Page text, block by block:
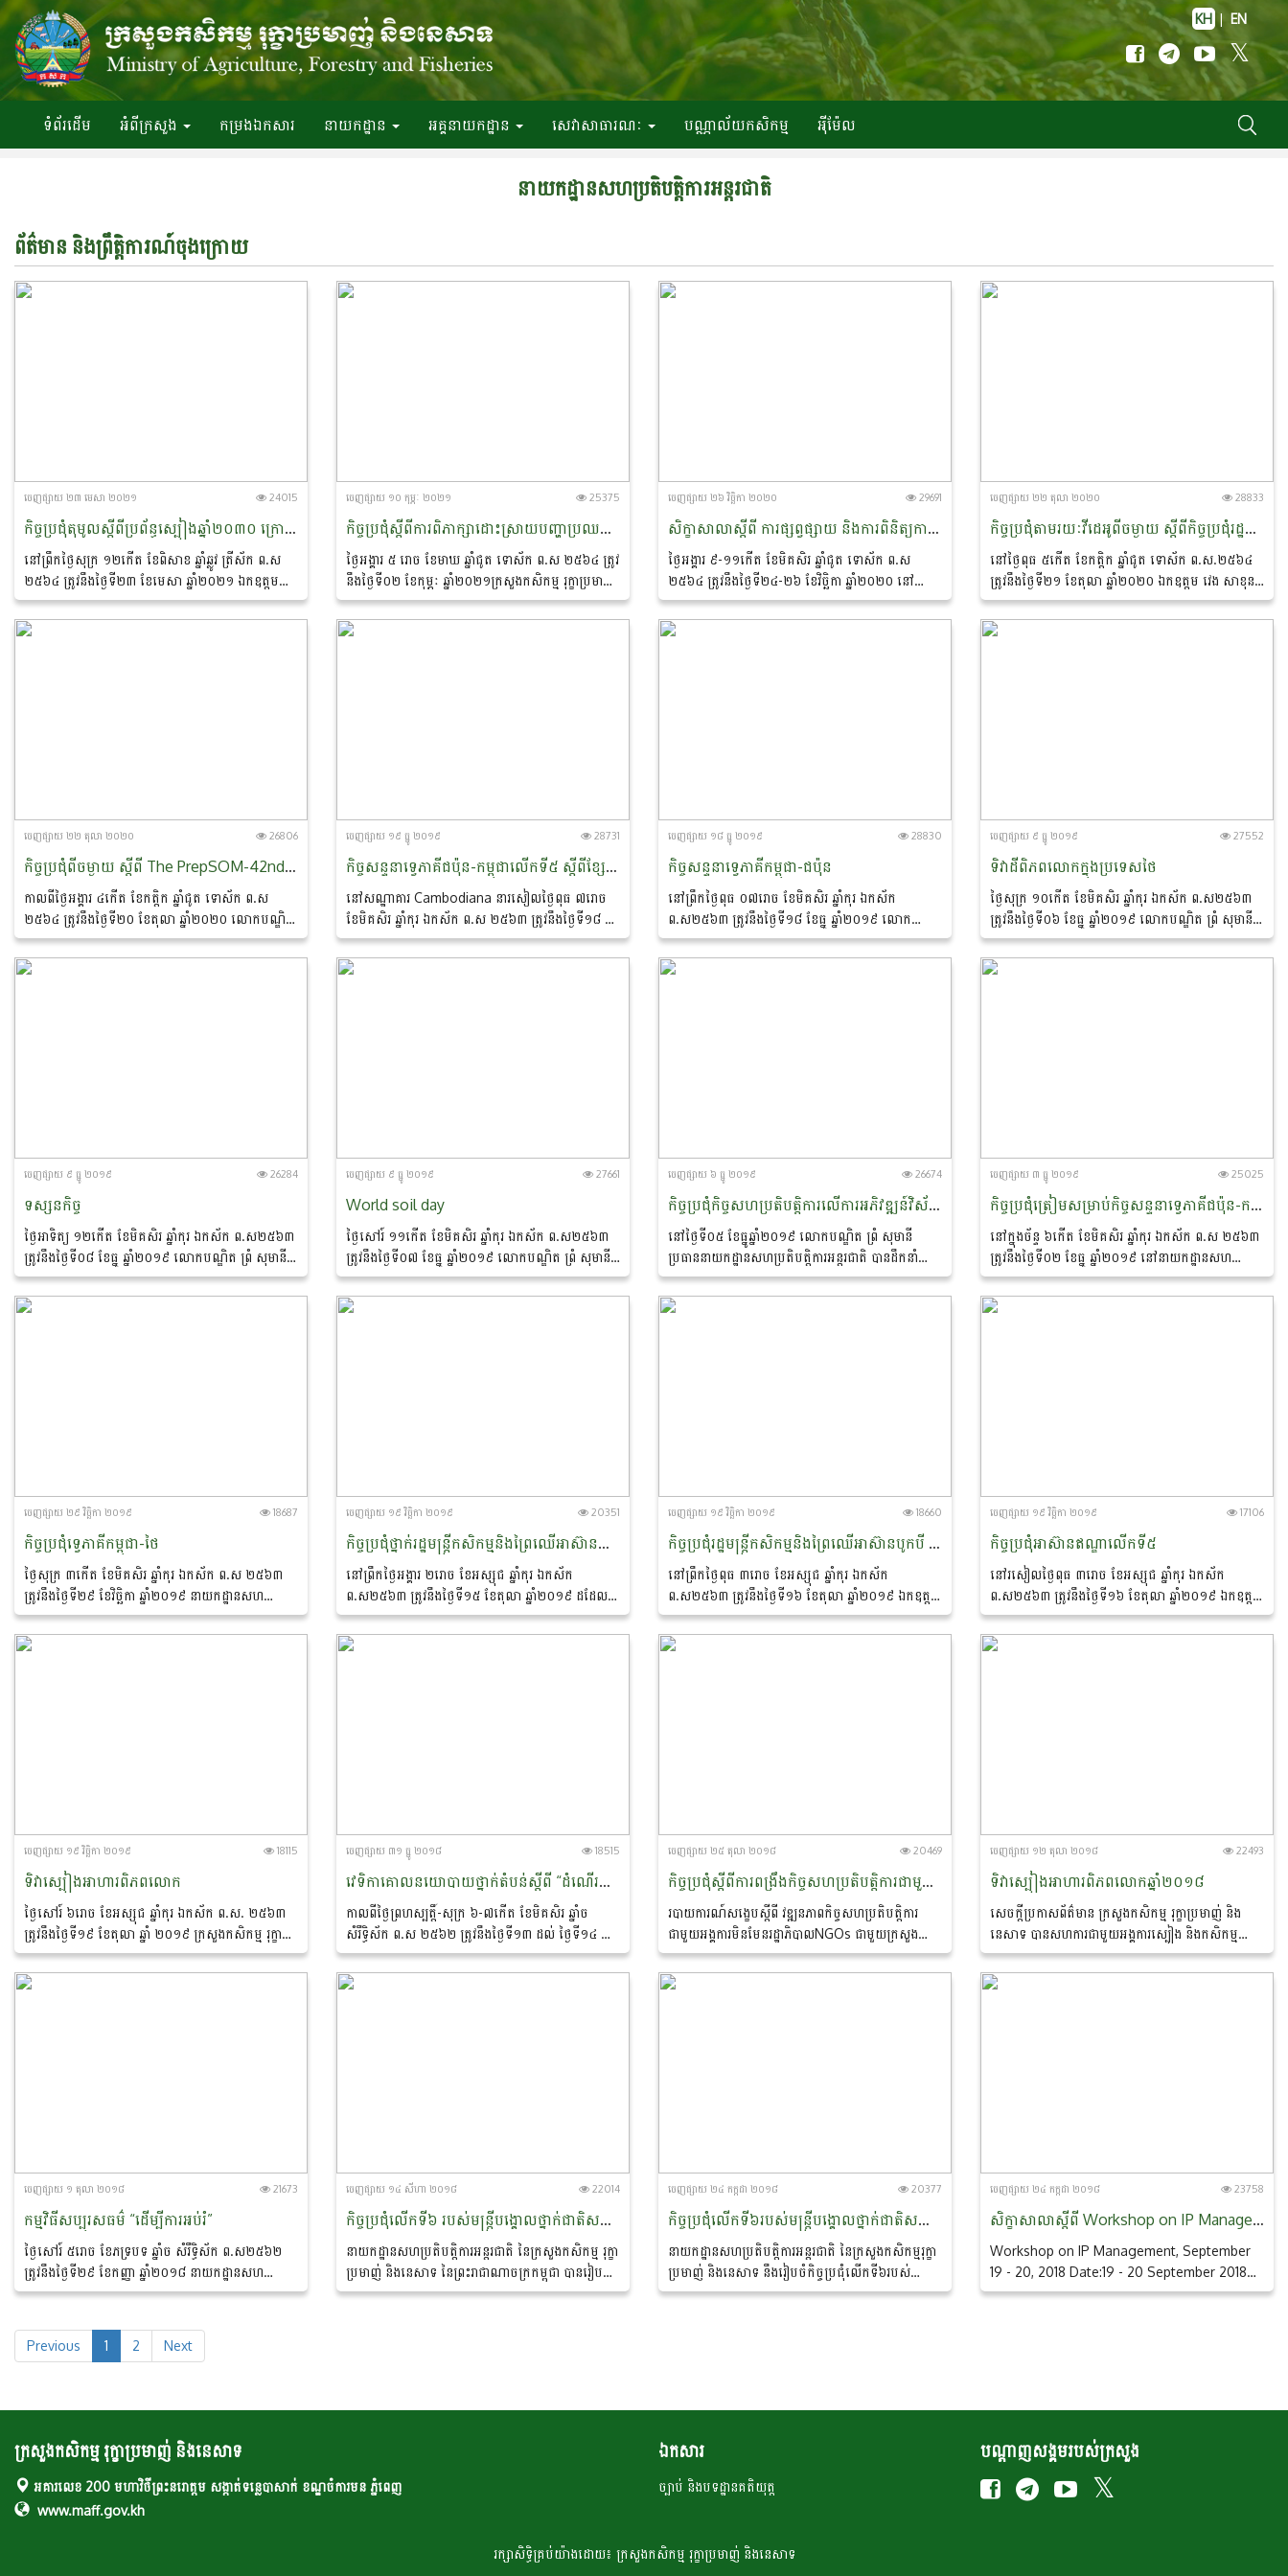
KH | EN
ទំព័រ​ដើម អំពី​ក្រសួង កម្រងឯកសារ នាយកដ្ឋាន អគ្គនាយកដ្ឋាន សេវាសាធារណៈ បណ្ណាល័យកសិកម្ម អ៉ីម៉ែល
នាយកដ្ឋានសហ​ប្រតិបត្តិការអន្តរជាតិ
ព័ត៌មាន និងព្រឹត្តិការណ៍ចុង​ក្រោយ
ចេញ​ផ្សាយ​ ២៣ មេសា ២០២១ 24015
កិច្ចប្រជុំតុមូលស្តីពីប្រព័ន្ធស្បៀងឆ្នាំ២០៣០ ក្រោមប្រធានបទ (Building Back Better) ក្នុងតំបន់អាស៊ីប៉ាស៊ីហ្វិក តាមប្រព័ន្ធវីដេអូពីចម្ងាយ
នៅព្រឹកថ្ងៃសុក្រ ១២កើត ខែពិសាខ ឆ្នាំឆ្លូវ ត្រីស័ក ព.ស
២៥៦៤ ត្រូវនឹងថ្ងៃទី២៣ ខែមេសា ឆ្នាំ២០២១ ឯកឧត្តម
បណ្ឌិត ព្រំ សុមានី ទីប្រឹក្សាក្រសួង និងជាប្រធាននាយក
ដ្ឋានសហប្រតិបត្តិការអន្តរជាតិ...
ចេញ​ផ្សាយ​ ១០ កុម្ភៈ ២០២១ 25375
កិច្ចប្រជុំស្ដីពីការពិភាក្សាដោះស្រាយបញ្ហាប្រឈមនៃការអនុវត្តអនុក្រឹត្យលេខ១៧ អនក្រ.បក
ថ្ងៃអង្គារ ៥ រោច ខែមាឃ ឆ្នាំជូត ទោស័ក ព​.ស ២៥៦៤ ត្រូវ
នឹងថ្ងៃទី០២ ខែកុម្ភៈ ឆ្នាំ២០២១ក្រសួងកសិកម្ម រុក្ខាប្រមាញ់
និងនេសាទ បានចូលរួមជាមួយក្រសួងសេដ្ឋកិច្ចនិងហិរញ្ញ
វត្ថុ...
ចេញ​ផ្សាយ​ ២៦ វិច្ឆិកា ២០២០ 29691
សិក្ខាសាលាស្តីពី ការផ្សព្វផ្សាយ និងការពិនិត្យការអនុវត្តលិខិតបទដ្ឋានគតិយុត្ត និងបទដ្ឋានបច្ចេកទេសរបស់អាស៊ាននៅថ្នាក់ក្រោមជាតិ
ថ្ងៃអង្គារ ៩-១១កើត ខែមិគសិរ ឆ្នាំជូត ទោស័ក ព​.ស
២៥៦៤ ត្រូវនឹងថ្ងៃទី២៤-២៦ ខែវិច្ឆិកា ឆ្នាំ២០២០ នៅ
សណ្ឋាគាររ៉ក់រ៉ូយាល់ និងរីសត ខេត្តកែប នាយកដ្ឋានសហ
ប្រតិបត្តិការអន្តរជាតិ...
ចេញ​ផ្សាយ​ ២២ តុលា ២០២០ 28833
កិច្ចប្រជុំតាមរយៈវីដេអូពីចម្ងាយ ស្តីពីកិច្ចប្រជុំរដ្ឋមន្រ្តីកសិកម្ម និងព្រៃឈើអាស៊ាន និងកិច្ចប្រជុំអមជាមួយផេ្សងទៀត​ (42nd AMAF Meeting, The 20th AMAF Plus Three and The 6th AIMMAF)
នៅថ្ងៃពុធ ៥កើត ខែកត្តិក ឆ្នាំជូត ទោស័ក ព.ស.២៥៦៤
ត្រូវនឹងថ្ងៃទី២១ ខែតុលា ឆ្នាំ២០២០ ឯកឧត្តម វេង សាខុន
រដ្ឋមន្រ្តីក្រសួងកសិកម្ម រុក្ខាប្រមាញ់ និងនេសាទ បានដឹកនាំ
កិច្ចប្រជុំធំៗចំនួន៣ក្នុងក្របខ័ណ្ឌអាស៊ានពីចម្ងាយតាមប្រព័ន្ធ
ចេញ​ផ្សាយ​ ២២ តុលា ២០២០ 26806
កិច្ចប្រជុំពីចម្ងាយ ស្តីពី The PrepSOM-42nd AMAF, PrepSOM-20th AMAF Plus Three and The PrepSOM-6th AIMMAF
កាលពីថ្ងៃអង្គារ ៤កើត ខែកត្តិក ឆ្នាំជូត ទោស័ក ព.ស
២៥៦៤ ត្រូវនឹងថ្ងៃទី២០ ខែតុលា ឆ្នាំ២០២០​ លោកបណ្ឌិត
ព្រំ សុមានី ប្រធាននាយកដ្ឋានសហប្រតិបត្តិការអន្តរជាតិ និង
ជាប្រធានឧត្តមមន្រ្តីកសិកម្ម...
ចេញ​ផ្សាយ​ ១៩ ធ្នូ ២០១៩ 28731
កិច្ចសន្ទនាទ្វេភាគីជប៉ុន-កម្ពុជាលើកទី៥ ស្តីពីខ្សែច្រវាក់តម្លៃផលិតកម្មស្បៀងរវាងកម្ពុជា និងជប៉ុន (ក្រុមហ៊ុនឯកជន និងរដ្ឋាភិបាល)
នៅសណ្ឋាគារ Cambodiana នារសៀលថ្ងៃពុធ ៧រោច
ខែមិគសិរ ឆ្នាំកុរ ឯកស័ក ព.ស ២៥៦៣ ត្រូវនឹងថ្ងៃទី១៨ ខែ
ធ្នូ ឆ្នាំ២០១៩ ឯកឧត្តម វេង សាខុន រដ្ឋមន្រ្តីក្រសួងកសិកម្ម
រុក្ខា ប្រមាញ់ និងនេសាទ...
ចេញ​ផ្សាយ​ ១៨ ធ្នូ ២០១៩ 28830
កិច្ចសន្ទនាទ្វេភាគីកម្ពុជា-ជប៉ុន
​នៅព្រឹកថ្ងៃពុធ ០៧រោច ខែមិគសិរ ឆ្នាំកុរ ឯកស័ក
ព.ស២៥៦៣​ ត្រូវនឹងថ្ងៃទី១៨ ខែធ្នូ​ ឆ្នាំ២០១៩​ លោក
បណ្ឌិត​ ព្រំ​ សុមានី​ ប្រធាននាយកដ្ឋានសហប្រតិបត្តិការ
អន្តរជាតិ​ នៃក្រសួងកសិកម្ម​...
ចេញ​ផ្សាយ​ ៩ ធ្នូ ២០១៩ 27552
ទិវាដីពិភពលោកក្នុងប្រទេសថៃ
ថ្ងៃសុក្រ​ ១០កេីត ខែមិគសិរ ឆ្នាំកុរ ឯកស័ក ព.ស២៥៦៣​
ត្រូវនឹងថ្ងៃទី០៦ ខែធ្នូ​ ឆ្នាំ២០១៩​ លោកបណ្ឌិត ព្រំ សុមានី
ប្រធាននាយកដ្ឋានសហប្រតិបត្តិការអន្តរជាតិ​ ដឹកនាំសហការី​
...
ចេញ​ផ្សាយ​ ៩ ធ្នូ ២០១៩ 26284
ទស្សនកិច្ច
ថ្ងៃអាទិត្យ​ ១២កេីត ខែមិគសិរ ឆ្នាំកុរ ឯកស័ក ព.ស២៥៦៣​
ត្រូវនឹងថ្ងៃទី០៨ ខែធ្នូ​ ឆ្នាំ២០១៩​ លោកបណ្ឌិត​ ព្រំ​ សុមានី​
ប្រធាននាយកដ្ឋានសហប្រតិបត្តិការអន្តរជាតិ​ ដឹកនាំសហការី​
...
ចេញ​ផ្សាយ​ ៩ ធ្នូ ២០១៩ 27661
World soil day
ថ្ងៃសៅរ៍​​ ១១កេីត ខែមិគសិរ ឆ្នាំកុរ ឯកស័ក ព.ស២៥៦៣​
ត្រូវនឹងថ្ងៃទី០៧ ខែធ្នូ​ ឆ្នាំ២០១៩​ លោកបណ្ឌិត​ ព្រំ​ សុមានី​
ប្រធាននាយកដ្ឋានសហប្រតិបត្តិការអន្តរជាតិ​ ដឹកនាំសហការី​
...
ចេញ​ផ្សាយ​ ៦ ធ្នូ ២០១៩ 26674
កិច្ចប្រជុំកិច្ចសហប្រតិបត្តិការលើការអភិវឌ្ឍន៍វិស័យកសិកម្មក្រោមគម្រោងACMECS
នៅថ្ងៃទី០៥ ខែធ្នូឆ្នាំ២០១៩​ លោកបណ្ឌិត ព្រំ សុមានី
ប្រធាននាយកដ្ឋានសហប្រតិបត្តិការអន្តរជាតិ​ បានដឹកនាំ
សហការី​ និងមន្រ្តីជំនាញ​ ចូលរួម​កិច្ចប្រជុំកិច្ចសហប្រតិបតិ្ត
ការលេីការអភិវឌ្ឍវិស័យកសិកម្មក្រោមគម្រោងACMECS...
ចេញ​ផ្សាយ​ ៣ ធ្នូ ២០១៩ 25025
កិច្ចប្រជុំត្រៀមសម្រាប់កិច្ចសន្ទនាទ្វេភាគីជប៉ុន-កម្ពុជាលើកទី៥ ស្តីពីខ្សែច្រវាក់តម្លៃផលិតកម្មស្បៀងរវាងកម្ពុជា និងជប៉ុន
នៅក្នុងច័ន្ទ ៦កើត ខែមិគសិរ ឆ្នាំកុរ ឯកស័ក ព.ស ២៥៦៣
ត្រូវនឹងថ្ងៃទី០២ ខែធ្នូ ឆ្នាំ២០១៩ នៅនាយកដ្ឋានសហ
ប្រតិបត្តិការអន្តរជាតិនៃទីស្តីការក្រសួងកសិកម្ម រុក្ខា
ប្រមាញ់...
ចេញ​ផ្សាយ​ ២៩ វិច្ឆិកា ២០១៩ 18687
កិច្ចប្រជុំទ្វេភាគីកម្ពុជា-ថៃ
ថ្ងៃសុក្រ ៣កើត ខែមិគសិរ ឆ្នាំកុរ ឯកស័ក ព.ស ២៥៦៣
ត្រូវនឹងថ្ងៃទី២៩ ខែវិច្ឆិកា ឆ្នាំ២០១៩ នាយកដ្ឋានសហ
ប្រតិបត្តិការអន្តរជាតិ បានរៀបចំកិច្ចប្រជុំស្តីពី “ កិច្ចសហ
ប្រតិបត្តិការទ្វេភាគីកម្ពុជា-ថៃ...
ចេញ​ផ្សាយ​ ១៩ វិច្ឆិកា ២០១៩ 20351
កិច្ចប្រជុំថ្នាក់រដ្ឋមន្រ្តីកសិកម្មនិងព្រៃឈើអាស៊ានលើកទី៤១ (41st AMAF Meeting)
នៅព្រឹកថ្ងៃអង្គារ ២រោច ខែអស្សុជ ឆ្នាំកុរ ឯកស័ក
ព.ស២៥៦៣ ត្រូវនឹងថ្ងៃទី១៥ ខែតុលា ឆ្នាំ២០១៩ ដដែល
ឯកឧត្តម វេង សាខុន រដ្ឋមន្រ្តីក្រសួងកសិកម្ម រុក្ខាប្រមាញ់
និងនេសាទ និងគណប្រតិភូបានអញ្ជើញចូលរួមកិច្ចប្រជុំថ្នាក់
ចេញ​ផ្សាយ​ ១៩ វិច្ឆិកា ២០១៩ 18660
កិច្ចប្រជុំរដ្ឋមន្រ្តីកសិកម្មនិងព្រៃឈើអាស៊ានបូកបី (ចិន កូរ៉េ និងជប៉ុន) លើកទី១៩
នៅព្រឹកថ្ងៃពុធ ៣រោច ខែអស្សុជ ឆ្នាំកុរ ឯកស័ក
ព.ស២៥៦៣ ត្រូវនឹងថ្ងៃទី១៦ ខែតុលា ឆ្នាំ២០១៩ ឯកឧត្តម
វេង សាខុន រដ្ឋមន្រ្តីក្រសួងកសិកម្ម រុក្ខាប្រមាញ់ និងនេសាទ
និងគណប្រតិភូបានអញ្ជើញចូលរួមកិច្ចប្រជុំរដ្ឋមន្រ្តីកសិកម្ម
ចេញ​ផ្សាយ​ ១៩ វិច្ឆិកា ២០១៩ 17106
កិច្ចប្រជុំអាស៊ានឥណ្ឌាលើកទី៥
នៅរសៀលថ្ងៃពុធ ៣រោច ខែអស្សុជ ឆ្នាំកុរ ឯកស័ក
ព.ស២៥៦៣ ត្រូវនឹងថ្ងៃទី១៦ ខែតុលា ឆ្នាំ២០១៩ ឯកឧត្តម
វេង សាខុន រដ្ឋមន្រ្តីក្រសួងកសិកម្ម រុក្ខាប្រមាញ់ និងនេសាទ
និងគណប្រតិភូបានអញ្ជើញចូលរួមកិច្ចប្រជុំរដ្ឋមន្រ្តីកសិកម្ម
ចេញ​ផ្សាយ​ ១៩ វិច្ឆិកា ២០១៩ 18115
ទិវាស្បៀងអាហារពិភពលោក
ថ្ងៃសៅរ៍ ៦រោច ខែអស្សុជ ឆ្នាំកុរ ឯកស័ក ព.ស. ២៥៦៣
ត្រូវនឹងថ្ងៃទី១៩ ខែតុលា ឆ្នាំ ២០១៩ ក្រសួងកសិកម្ម រុក្ខា
ប្រមាញ់ និងនេសាទ បានរៀបចំប្រារព្វទិវាស្បៀងអាហារ
ពិភពលោក ក្រោម...
ចេញ​ផ្សាយ​ ៣១ ធ្នូ ២០១៨ 18515
វេទិកាគោលនយោបាយថ្នាក់តំបន់ស្តីពី “ដំណើរការផ្លាស់ប្តូរវិស័យ កសិកម្ម និងការធ្វើសមាហរណកម្មទីផ្សារនៅក្នុងតំបន់អាស៊ាន”
កាលពីថ្ងៃព្រហស្បត្តិ៍-សុក្រ ៦-៧កើត ខែមិគសិរ ឆ្នាំច
សំរឹទ្ធិស័ក ព.ស ២៥៦២ ត្រូវនឹងថ្ងៃទី១៣​ ដល់ ថ្ងៃទី១៤ ខែ
ធ្នូ ឆ្នាំ២០១៨​ នៅសណ្ឋាគារហ្គាឌិនស៊ីធី រាជធានីភ្នំពេញ។
លោកបណ្ឌិត...
ចេញ​ផ្សាយ​ ២៥ តុលា ២០១៨ 20469
កិច្ចប្រជុំស្តីពីការពង្រឹងកិច្ចសហប្រតិបត្តិការជាមួយអង្គការមិនមែនរដ្ឋាភិបាល NGOs​ ជាមួយក្រសួងកសិកម្ម​ រុក្ខាប្រមាញ់​ និងនេសាទ
របាយការណ៍សង្ខេបស្តីពី វឌ្ឍនភាពកិច្ចសហប្រតិបត្តិការ
ជាមួយអង្គការមិនមែនរដ្ឋាភិបាលNGOs​ ជាមួយក្រសួង
កសិកម្ម​ រុក្ខាប្រមាញ់​ និងនេសាទ ថ្ងៃព្រហស្បតិ៍ ១រោច ខែ
អស្សុជ ឆ្នាំច...
ចេញ​ផ្សាយ​ ១២ តុលា ២០១៨ 22493
ទិវាស្បៀងអាហារពិភពលោកឆ្នាំ២០១៨
សេចក្តីប្រកាសព័ត៌មាន ក្រសួងកសិកម្ម រុក្ខាប្រមាញ់​ និង
នេសាទ បានសហការជាមួយអង្គការស្បៀង និងកសិកម្ម
នៃសហប្រជាជាតិ(FAO) និងកម្មវិធីស្បៀងអាហារ
ពិភពលោកប្រចាំកម្ពុជា (WFP)...
ចេញ​ផ្សាយ​ ១ តុលា ២០១៨ 21673
កម្មវិធីសប្បុរសធម៌ “ដើម្បីការអប់រំ”
ថ្ងៃសៅរ៍ ៥រោច ខែភទ្របទ ឆ្នាំច សំរឹទ្ធិស័ក ព.ស២៥៦២
ត្រូវនឹងថ្ងៃទី២៩ ខែកញ្ញា ឆ្នាំ២០១៨ នាយកដ្ឋានសហ
ប្រតិបត្តិការអន្តរជាតិនៃក្រសួងកសិកម្ម រុក្ខាប្រមាញ់ និង
ចេញ​ផ្សាយ​ ១៤ សីហា ២០១៨ 22014
កិច្ចប្រជុំលើកទី៦ របស់មន្ត្រីបង្គោលថ្នាក់ជាតិសម្រាប់ផ្នែកប្រព័ន្ធផ្តល់ព័ត៌មានបន្ទាន់ស្តីពីស្បៀង និងចំណីសត្វរបស់អាស៊ាន (6th ARASFF NCP)
នាយកដ្ឋាន​សហប្រតិបតិ្តការអន្តរជាតិ នៃក្រសួងកសិកម្ម រុក្ខា
ប្រមាញ់ និងនេសាទ នៃព្រះរាជាណាចក្រកម្ពុជា បានរៀបចំ
កិច្ចប្រជុំអាស៊ានស្តីពីកិច្ចប្រជុំលើកទី៦ របស់មន្ត្រីបង្គោល
ចេញ​ផ្សាយ​ ២៤ កក្កដា ២០១៨ 20377
កិច្ចប្រជុំលើកទី៦របស់មន្ត្រីបង្គោលថ្នាក់ជាតិសម្រាប់ផ្នែកប្រព័ន្ធផ្តល់ព័ត៌មានបន្ទាន់ស្តីពីស្បៀង និងចំណីសត្វរបស់អាស៊ាន និងកិច្ចប្រជុំលើកទី៤ របស់គណៈកម្មការតម្រង់ទិសលើផ្នែកប្រព័ន្ធផ្តល់ព័ត៌មានបន្ទាន់ស្តីពីស្បៀង និងចំណីសត្វរបស់អាស៊ាន
នាយកដ្ឋានសហប្រតិបត្តិការអន្តរជាតិ នៃក្រសួងកសិកម្មរុក្ខា
ប្រមាញ់ និងនេសាទ នឹងរៀបចំកិច្ចប្រជុំលើកទី៦របស់
មន្ត្រីបង្គោលថ្នាក់ជាតិសម្រាប់ផ្នែកប្រព័ន្ធផ្តល់ព័ត៌មានបន្ទាន់
ចេញ​ផ្សាយ​ ២៤ កក្កដា ២០១៨ 23758
សិក្ខាសាលាស្តីពី Workshop on IP Management, September 19 - 20, 2018
Workshop on IP Management, September
19 - 20, 2018 Date:19 - 20 September 2018
Venue:Auditorium, 1st Floor, Sirindhorn
Development Agency (NSTDA) Ministry of
Previous 1 2 Next
ក្រសួងកសិកម្ម រុក្ខាប្រមាញ់ និងនេសាទ
អគារលេខ 200 មហាវិថីព្រះនរោត្តម សង្កាត់ទន្លេបាសាក់ ខណ្ឌចំការមន ភ្នំពេញ
www.maff.gov.kh
ឯកសារ
ច្បាប់ និងបទដ្ឋានគតិយុត្ត
បណ្តាញសង្គមរបស់ក្រសួង
រក្សា​​សិទ្ធិគ្រប់​​​យ៉ាង​ដោយ៖ ក្រសួង​កសិកម្ម​ រុក្ខា​ប្រមាញ់​ និង​​នេសាទ